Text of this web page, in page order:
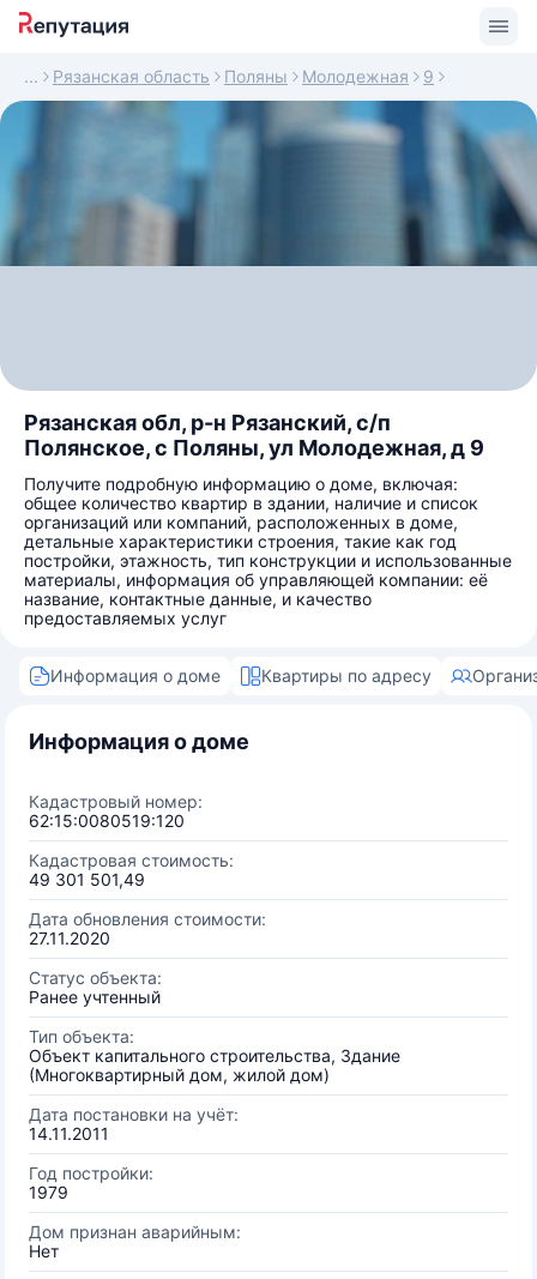
Рязанская область Поляны Молодежная 9
Рязанская обл, р-н Рязанский, с/п
Полянское, с Поляны, ул Молодежная, д 9
Получите подробную информацию о доме, включая:
общее количество квартир в здании, наличие и список
организаций или компаний, расположенных в доме,
детальные характеристики строения, такие как год
постройки, этажность, тип конструкции и использованные
материалы, информация об управляющей компании: её
название, контактные данные, и качество
предоставляемых услуг
Информация о доме Квартиры по адресу
Информация о доме
Кадастровый номер:
62:15:0080519:120
Кадастровая стоимость:
49 301 501,49
Дата обновления стоимости:
27.11.2020
Статус объекта:
Ранее учтенный
Тип объекта:
Объект капитального строительства, Здание
(Многоквартирный дом, жилой дом)
Дата постановки на учёт:
14.11.2011
Год постройки:
1979
Дом признан аварийным:
Нет